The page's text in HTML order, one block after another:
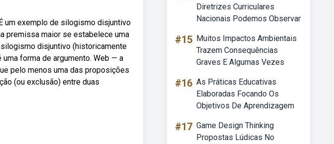
um exemplo de silogismo disjuntivo
premissa maior se estabelece uma
disjuntivo (historicamente
forma de argumento. Web — a
pelo menos uma das proposições
(ou exclusão) entre duas
Diretrizes Curriculares
Nacionais Podemos Observar
#15 Muitos Impactos Ambientais
Trazem Consequências
Graves E Algumas Vezes
#16 As Práticas Educativas
Elaboradas Focando Os
Objetivos De Aprendizagem
#17 Game Design Thinking
Propostas Lúdicas No